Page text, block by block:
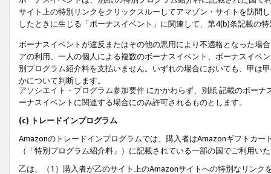
サイト上の特別リンクをクリックスルーしてアマゾン・サイトを訪問
したときに生じる「ボーナスイベント」に関連して、第4(b)条記載の
ボーナスイベントが違反またはその他の悪用により不適格となった場
アの利用、一人の個人による複数のボーナスイベント、ボーナスイベ
別プログラム紹介料を支払いません。いずれの場合においても、甲は
かについて判断します。
アソシエイト・プログラム参加要件 にかかわらず、 別紙記載のボーナ
ーナスイベントに関連する場合にのみ許可されるものとします。
(c) トレードインプログラム
Amazonのトレードインプログラムでは、購入者はAmazonギフトカ
（「特別プログラム紹介料」）に記載されている一部の国でご利用い
乙は、（1）購入者が乙のサイト上のAmazonサイトへの特別なリン